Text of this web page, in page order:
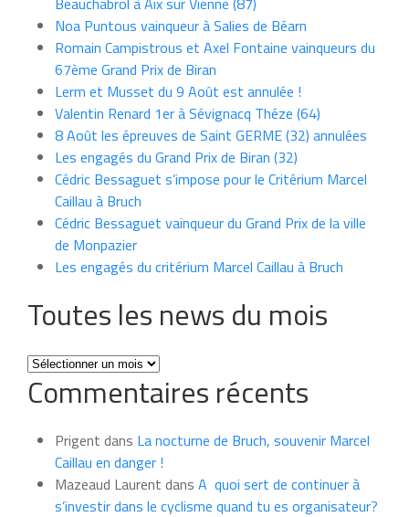
Noa Puntous vainqueur à Salies de Béarn
Romain Campistrous et Axel Fontaine vainqueurs du
67ème Grand Prix de Biran
Lerm et Musset du 9 Août est annulée !
Valentin Renard 1er à Sévignacq Théze (64)
8 Août les épreuves de Saint GERME (32) annulées
Les engagés du Grand Prix de Biran (32)
Cédric Bessaguet s’impose pour le Critérium Marcel
Caillau à Bruch
Cédric Bessaguet vainqueur du Grand Prix de la ville
de Monpazier
Les engagés du critérium Marcel Caillau à Bruch
Toutes les news du mois
Toutes
les
news
mois
Commentaires récents
Prigent dans La nocturne de Bruch, souvenir Marcel
Caillau en danger !
Mazeaud Laurent dans A quoi sert de continuer à
s’investir dans le cyclisme quand tu es organisateur?